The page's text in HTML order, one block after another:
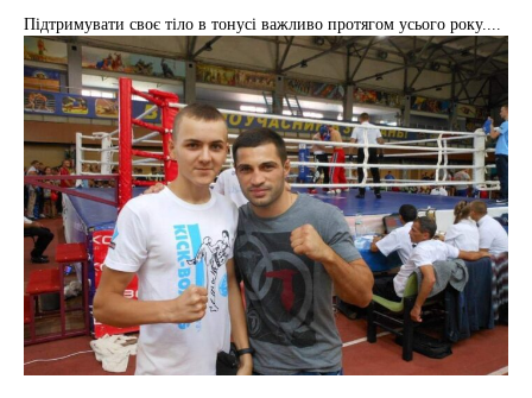
Підтримувати своє тіло в тонусі важливо протягом усього року....